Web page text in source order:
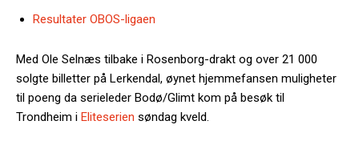
Resultater OBOS-ligaen
Med Ole Selnæs tilbake i Rosenborg-drakt og over 21 000
solgte billetter på Lerkendal, øynet hjemmefansen muligheter
til poeng da serieleder Bodø/Glimt kom på besøk til
Trondheim i Eliteserien søndag kveld.